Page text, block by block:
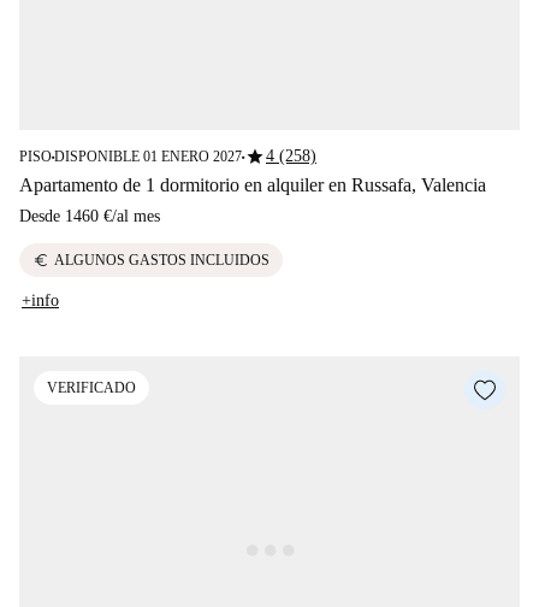
PISO■DISPONIBLE 01 ENERO 2027■star4 (258)
Apartamento de 1 dormitorio en alquiler en Russafa, Valencia
Desde 1460 €/al mes
euro ALGUNOS GASTOS INCLUIDOS
+info
VERIFICADO